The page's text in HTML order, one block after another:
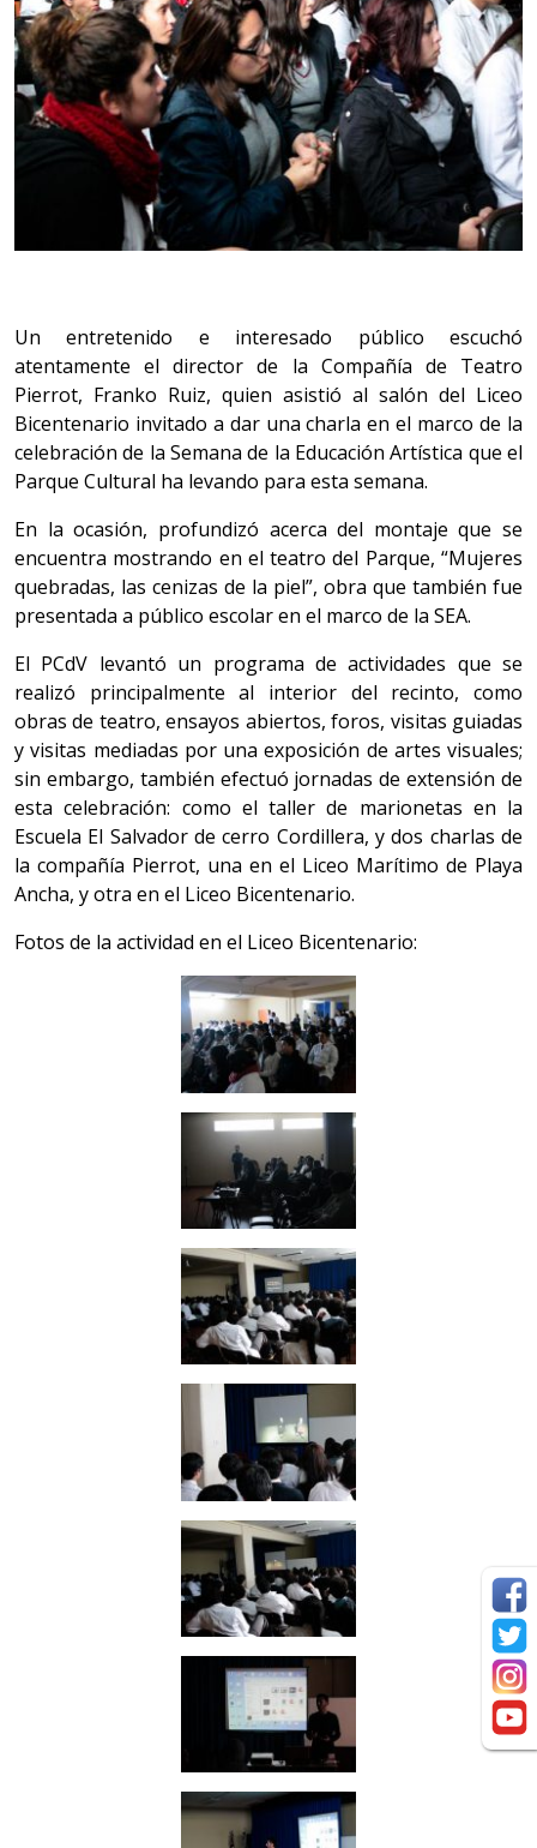
Un entretenido e interesado público escuchó
atentamente el director de la Compañía de Teatro
Pierrot, Franko Ruiz, quien asistió al salón del Liceo
Bicentenario invitado a dar una charla en el marco de la
celebración de la Semana de la Educación Artística que el
Parque Cultural ha levando para esta semana.
En la ocasión, profundizó acerca del montaje que se
encuentra mostrando en el teatro del Parque, “Mujeres
quebradas, las cenizas de la piel”, obra que también fue
presentada a público escolar en el marco de la SEA.
El PCdV levantó un programa de actividades que se
realizó principalmente al interior del recinto, como
obras de teatro, ensayos abiertos, foros, visitas guiadas
y visitas mediadas por una exposición de artes visuales;
sin embargo, también efectuó jornadas de extensión de
esta celebración: como el taller de marionetas en la
Escuela El Salvador de cerro Cordillera, y dos charlas de
la compañía Pierrot, una en el Liceo Marítimo de Playa
Ancha, y otra en el Liceo Bicentenario.
Fotos de la actividad en el Liceo Bicentenario: